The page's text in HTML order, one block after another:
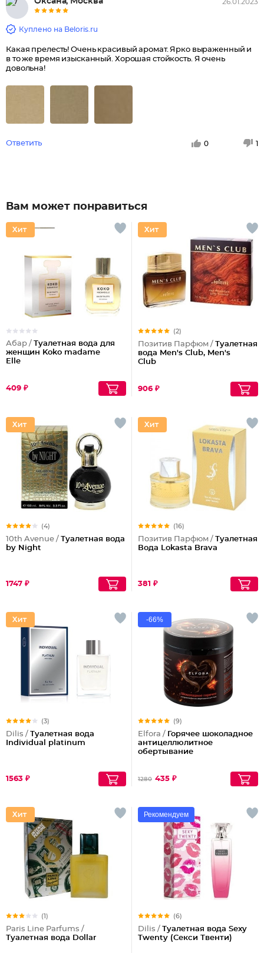
26.01.2023
Куплено на Beloris.ru
Какая прелесть! Очень красивый аромат. Ярко выраженный и
в то же время изысканный. Хорошая стойкость. Я очень
довольна!
Ответить 0 1
Вам может понравиться
Абар / Туалетная вода для
женщин Koko madame
Elle
409 ₽
(2)
Позитив Парфюм / Туалетная
вода Men's Club, Men's
Club
906 ₽
(4)
10th Avenue / Туалетная вода
by Night
1747 ₽
(16)
Позитив Парфюм / Туалетная
Вода Lokasta Brava
381 ₽
(3)
Dilis / Туалетная вода
Individual platinum
1563 ₽
-66%
(9)
Elfora / Горячее шоколадное
антицеллюлитное
обертывание
1280 435 ₽
(1)
Paris Line Parfums /
Туалетная вода Dollar
Рекомендуем
(6)
Dilis / Туалетная вода Sexy
Twenty (Секси Твенти)